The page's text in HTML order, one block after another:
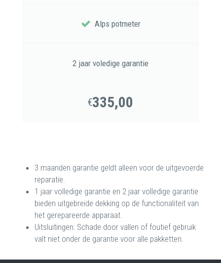
Alps potmeter
2 jaar voledige garantie
€335,00
3 maanden garantie geldt alleen voor de uitgevoerde
reparatie.
1 jaar volledige garantie en 2 jaar volledige garantie
bieden uitgebreide dekking op de functionaliteit van
het gerepareerde apparaat.
Uitsluitingen: Schade door vallen of foutief gebruik
valt niet onder de garantie voor alle pakketten.